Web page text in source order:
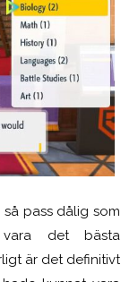
pass dålig som
det bästa
är det definitivt